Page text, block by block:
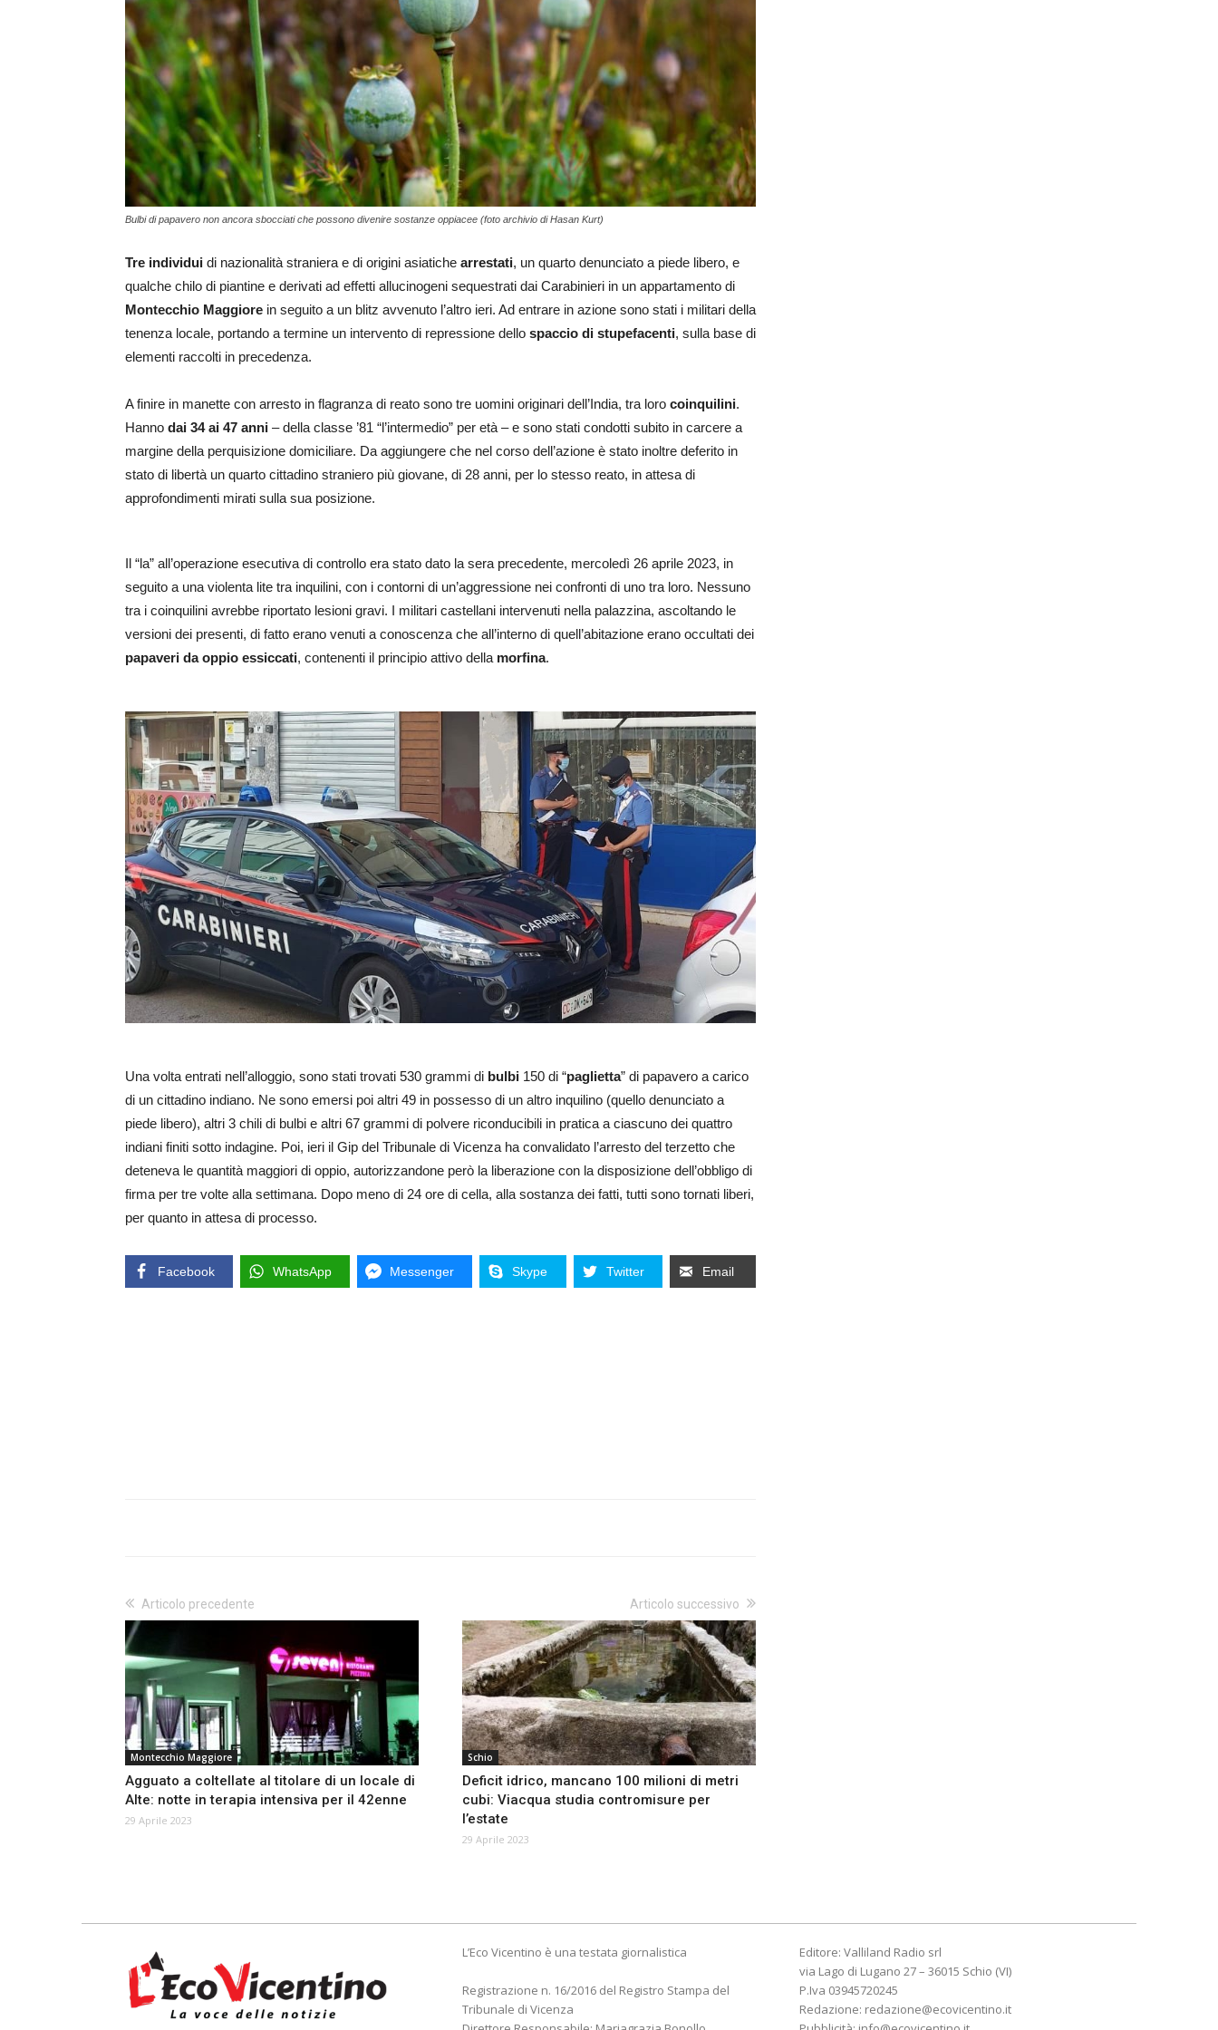
Bulbi di papavero non ancora sbocciati che possono divenire sostanze oppiacee (foto archivio di Hasan Kurt)
Tre individui di nazionalità straniera e di origini asiatiche arrestati, un quarto denunciato a piede libero, e
qualche chilo di piantine e derivati ad effetti allucinogeni sequestrati dai Carabinieri in un appartamento di
Montecchio Maggiore in seguito a un blitz avvenuto l’altro ieri. Ad entrare in azione sono stati i militari della
tenenza locale, portando a termine un intervento di repressione dello spaccio di stupefacenti, sulla base di
elementi raccolti in precedenza.
A finire in manette con arresto in flagranza di reato sono tre uomini originari dell’India, tra loro coinquilini.
Hanno dai 34 ai 47 anni – della classe ’81 “l’intermedio” per età – e sono stati condotti subito in carcere a
margine della perquisizione domiciliare. Da aggiungere che nel corso dell’azione è stato inoltre deferito in
stato di libertà un quarto cittadino straniero più giovane, di 28 anni, per lo stesso reato, in attesa di
approfondimenti mirati sulla sua posizione.
Il “la” all’operazione esecutiva di controllo era stato dato la sera precedente, mercoledì 26 aprile 2023, in
seguito a una violenta lite tra inquilini, con i contorni di un’aggressione nei confronti di uno tra loro. Nessuno
tra i coinquilini avrebbe riportato lesioni gravi. I militari castellani intervenuti nella palazzina, ascoltando le
versioni dei presenti, di fatto erano venuti a conoscenza che all’interno di quell’abitazione erano occultati dei
papaveri da oppio essiccati, contenenti il principio attivo della morfina.
Una volta entrati nell’alloggio, sono stati trovati 530 grammi di bulbi 150 di “paglietta” di papavero a carico
di un cittadino indiano. Ne sono emersi poi altri 49 in possesso di un altro inquilino (quello denunciato a
piede libero), altri 3 chili di bulbi e altri 67 grammi di polvere riconducibili in pratica a ciascuno dei quattro
indiani finiti sotto indagine. Poi, ieri il Gip del Tribunale di Vicenza ha convalidato l’arresto del terzetto che
deteneva le quantità maggiori di oppio, autorizzandone però la liberazione con la disposizione dell’obbligo di
firma per tre volte alla settimana. Dopo meno di 24 ore di cella, alla sostanza dei fatti, tutti sono tornati liberi,
per quanto in attesa di processo.
Facebook WhatsApp Messenger Skype Twitter Email
Articolo precedente
Montecchio Maggiore
Agguato a coltellate al titolare di un locale di
Alte: notte in terapia intensiva per il 42enne
29 Aprile 2023
Articolo successivo
Schio
Deficit idrico, mancano 100 milioni di metri
cubi: Viacqua studia contromisure per
l’estate
29 Aprile 2023
L’Eco Vicentino è una testata giornalistica
Registrazione n. 16/2016 del Registro Stampa del
Tribunale di Vicenza
Editore: Valliland Radio srl
via Lago di Lugano 27 – 36015 Schio (VI)
P.Iva 03945720245
Redazione: redazione@ecovicentino.it